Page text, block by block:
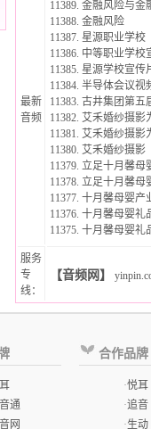
最新
音频
11389. 金融风险与金
11388. 金融风险
11387. 星源职业学校
11386. 中等职业学校
11385. 星源学校宣传
11384. 半导体会议视
11383. 古井集团第五
11382. 艾禾婚纱摄影
11381. 艾禾婚纱摄影
11380. 艾禾婚纱摄影
11379. 立足十月馨母
11378. 立足十月馨母
11377. 十月馨母婴产
11376. 十月馨母婴礼
11375. 十月馨母婴礼
服务
专
线：
【音频网】
通
网
合作品牌
·悦耳
·追音
·生动